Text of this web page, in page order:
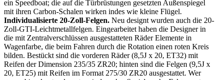
ein Speedboat; die auf die Türbrüstungen gesetzten Außenspiegel
mit ihren Carbon-Schalen wirken indes wie kleine Flügel.
Individualisierte 20-Zoll-Felgen. Neu designt wurden auch die 20-
Zoll-GTI-Leichtmetallfelgen. Eingearbeitet haben die Designer in
die mit Zentralverschlüssen ausgestatteten Räder Elemente in
Wagenfarbe, die beim Fahren durch die Rotation einen roten Kreis
bilden. Bestückt sind die vorderen Räder (8,5J x 20, ET32) mit
Reifen der Dimension 235/35 ZR20; hinten sind die Felgen (9,5J x
20, ET25) mit Reifen im Format 275/30 ZR20 ausgestattet. Wer